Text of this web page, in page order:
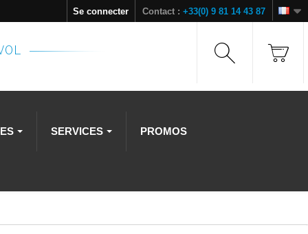
Contact : +33(0) 9 81 14 43 87
Se connecter
SERVICES PROMOS